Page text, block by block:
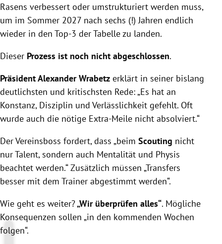
Rasens verbessert oder umstrukturiert werden muss,
um im Sommer 2027 nach sechs (!) Jahren endlich
wieder in den Top-3 der Tabelle zu landen.
Dieser Prozess ist noch nicht abgeschlossen.
Präsident Alexander Wrabetz erklärt in seiner bislang
deutlichsten und kritischsten Rede: „Es hat an
Konstanz, Disziplin und Verlässlichkeit gefehlt. Oft
wurde auch die nötige Extra-Meile nicht absolviert.“
Der Vereinsboss fordert, dass „beim Scouting nicht
nur Talent, sondern auch Mentalität und Physis
beachtet werden.“ Zusätzlich müssen „Transfers
besser mit dem Trainer abgestimmt werden“.
Wie geht es weiter?„Wir überprüfen alles“. Mögliche
Konsequenzen sollen „in den kommenden Wochen
folgen“.